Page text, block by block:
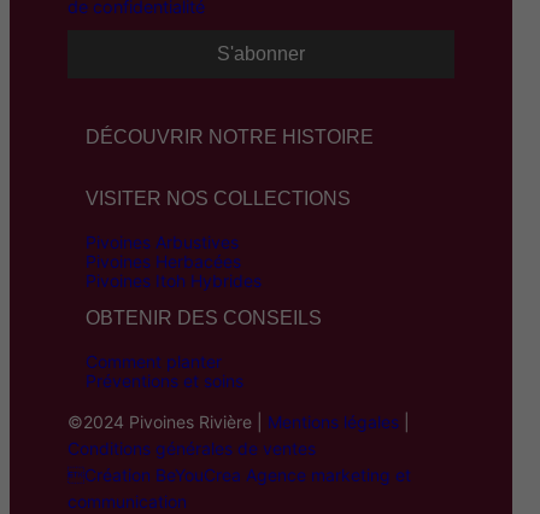
de confidentialité
DÉCOUVRIR NOTRE HISTOIRE
VISITER NOS COLLECTIONS
Pivoines Arbustives
Pivoines Herbacées
Pivoines Itoh Hybrides
OBTENIR DES CONSEILS
Comment planter
Préventions et soins
©2024 Pivoines Rivière | Mentions légales
Conditions générales de ventes
Création BeYouCrea Agence marketing et
communication